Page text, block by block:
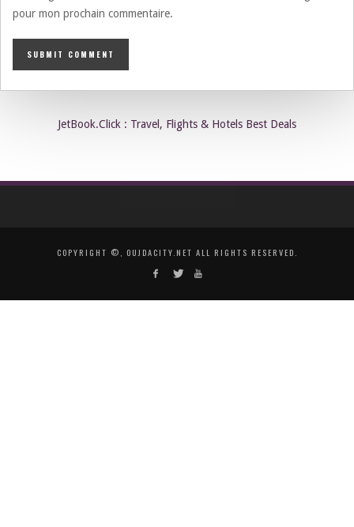
pour mon prochain commentaire.
JetBook.Click : Travel, Flights & Hotels Best Deals
COPYRIGHT ©, OUJDACITY.NET ALL RIGHTS RESERVED.